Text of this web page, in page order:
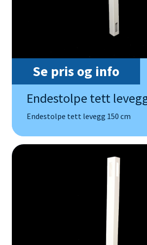
Se pris og info
Endestolpe tett
Endestolpe tett levegg 150 cm